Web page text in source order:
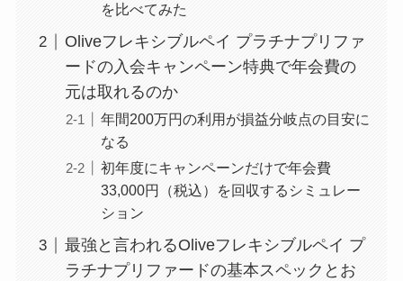
を比べてみた
Oliveフレキシブルペイ プラチナプリファ
ードの入会キャンペーン特典で年会費の
元は取れるのか
年間200万円の利用が損益分岐点の目安に
なる
初年度にキャンペーンだけで年会費
33,000円（税込）を回収するシミュレー
ション
最強と言われるOliveフレキシブルペイ プ
ラチナプリファードの基本スペックとお